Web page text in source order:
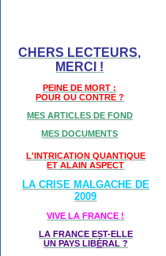
CHERS LECTEURS,
MERCI !
PEINE DE MORT :
POUR OU CONTRE ?
MES ARTICLES DE FOND
MES DOCUMENTS
L'INTRICATION QUANTIQUE
ET ALAIN ASPECT
LA CRISE MALGACHE DE
2009
VIVE LA FRANCE !
LA FRANCE EST-ELLE
UN PAYS LIBÉRAL ?